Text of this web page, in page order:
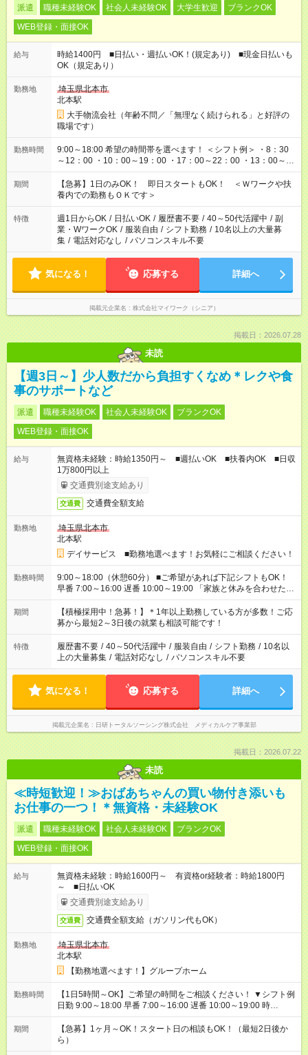
派遣 職種未経験OK 社会人未経験OK 大学生歓迎
ブランクOK
WEB登録・面接OK
給与
時給1400円 ■日払い・週払いOK！(規定あり) ■現金日払いも
OK（規定あり）
勤務地
埼玉県北本市
北本駅
大手物流会社（年齢不問／「無理なく続けられる」と好評の
職場です）
勤務時間
9:00～18:00 希望の時間帯を選べます！ ＜シフト例＞ ・8：30
～12：00 ・10：00～19：00 ・17：00～22：00 ・13：00～
22：00 ・22：00～翌6：00 など
期間
【急募】1日のみOK！ 即日スタートもOK！ ＜Ｗワークや扶
養内での勤務もＯＫです＞
特徴 週1日からOK / 日払いOK / 履歴書不要 / 40～50代活躍中 / 副
業・WワークOK / 服装自由 / シフト勤務 / 10名以上の大量募
集 / 電話対応なし / パソコンスキル不要
気になる！ 応募する 詳細へ
掲載元企業名 株式会社マイワーク（シニア）
掲載日：2026.07.28
未読
【週3日～】少人数だから負担すくなめ＊レクや食
事のサポートなど
派遣 職種未経験OK 社会人未経験OK
ブランクOK
WEB登録・面接OK
給与
無資格未経験：時給1350円～ ■週払いOK ■扶養内OK ■日収
1万800円以上
交通費別途支給あり
交通費 交通費全額支給
勤務地
埼玉県北本市
北本駅
デイサービス ■勤務地選べます！お気軽にご相談ください！
勤務時間
9:00～18:00（休憩60分） ■ご希望があれば下記シフトもOK！
早番 7:00～16:00 遅番 10:00～19:00 「家族と休みを合わせた
い」 「余裕を持って夕飯の準備がしたい」 「できれば残業はし
たくない」 など、ご希望を教えてくださいね。 ※Wワーク希望
の方へ 今ご覧のお仕事で希望する勤務時間と、もう1つのお仕事
の勤務時間。 合計で週40時間を超える場合は応募できません。
期間
【積極採用中！急募！】＊1年以上勤務している方が多数！ご応
募から最短2～3日後の就業も相談可能です！
特徴 履歴書不要 / 40～50代活躍中 / 服装自由 / シフト勤務 / 10名以
上の大量募集 / 電話対応なし / パソコンスキル不要
気になる！ 応募する 詳細へ
掲載元企業名 日研トータルソーシング株式会社 メディカルケア事業部
掲載日：2026.07.22
未読
≪時短歓迎！≫おばあちゃんの買い物付き添いも
お仕事の一つ！＊無資格・未経験OK
派遣 職種未経験OK 社会人未経験OK
ブランクOK
WEB登録・面接OK
給与
無資格未経験：時給1600円～ 有資格or経験者：時給1800円
～ ■日払いOK
交通費別途支給あり
交通費 交通費全額支給（ガソリン代もOK）
勤務地
埼玉県北本市
北本駅
【勤務地選べます！】グループホーム
勤務時間
【1日5時間～OK】ご希望の時間をご相談ください！ ▼シフト例
日勤 9:00～18:00 早番 7:00～16:00 遅番 10:00～19:00 時
短 10:00～15:00 上記はあくまで一例です。 「夕方までには帰宅
しておきたい」 「朝はゆっくりのスタートがいい」 「お昼の時
間を有効に使いたい」 など、ご希望があれば教えてください
ね。
期間
【急募】1ヶ月～OK！スタート日の相談もOK！（最短2日後か
ら）